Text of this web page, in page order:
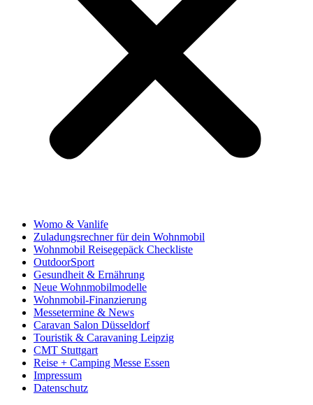
Womo & Vanlife
Zuladungsrechner für dein Wohnmobil
Wohnmobil Reisegepäck Checkliste
OutdoorSport
Gesundheit & Ernährung
Neue Wohnmobilmodelle
Wohnmobil-Finanzierung
Messetermine & News
Caravan Salon Düsseldorf
Touristik & Caravaning Leipzig
CMT Stuttgart
Reise + Camping Messe Essen
Impressum
Datenschutz